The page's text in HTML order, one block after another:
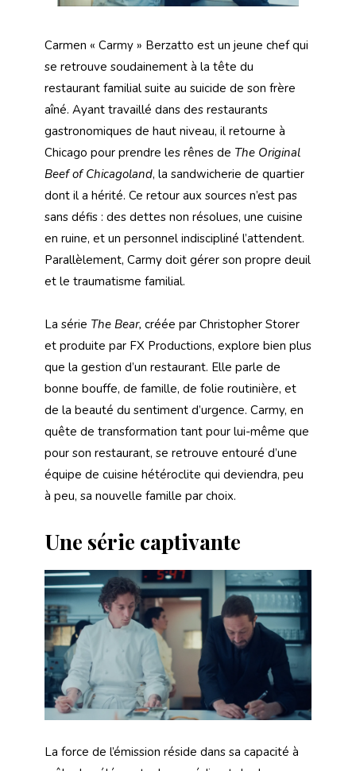
Carmen « Carmy » Berzatto est un jeune chef qui
se retrouve soudainement à la tête du
restaurant familial suite au suicide de son frère
aîné. Ayant travaillé dans des restaurants
gastronomiques de haut niveau, il retourne à
Chicago pour prendre les rênes de The Original
Beef of Chicagoland, la sandwicherie de quartier
dont il a hérité. Ce retour aux sources n’est pas
sans défis : des dettes non résolues, une cuisine
en ruine, et un personnel indiscipliné l’attendent.
Parallèlement, Carmy doit gérer son propre deuil
et le traumatisme familial.
La série The Bear, créée par Christopher Storer
et produite par FX Productions, explore bien plus
que la gestion d’un restaurant. Elle parle de
bonne bouffe, de famille, de folie routinière, et
de la beauté du sentiment d’urgence. Carmy, en
quête de transformation tant pour lui-même que
pour son restaurant, se retrouve entouré d’une
équipe de cuisine hétéroclite qui deviendra, peu
à peu, sa nouvelle famille par choix.
Une série captivante
La force de l’émission réside dans sa capacité à